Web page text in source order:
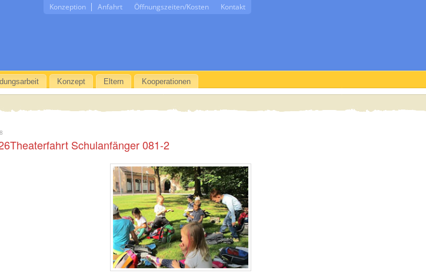
Konzept Eltern Kooperationen
Konzeption Anfahrt Öffnungszeiten/Kosten Kontakt
Schulanfänger 081-2